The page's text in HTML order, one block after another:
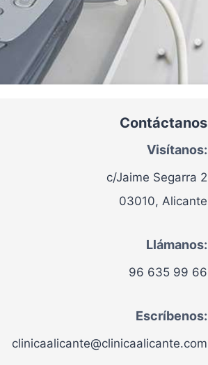
Contáctanos
Visítanos:
c/Jaime Segarra 2
03010, Alicante
Llámanos:
96 635 99 66
Escríbenos:
clinicaalicante@clinicaalicante.com